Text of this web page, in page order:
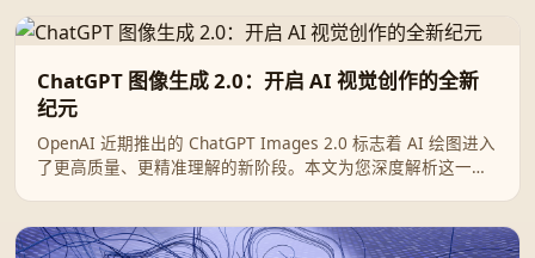
ChatGPT 图像生成 2.0：开启 AI 视觉创作的全新
纪元
OpenAI 近期推出的 ChatGPT Images 2.0 标志着 AI 绘图进入
了更高质量、更精准理解的新阶段。本文为您深度解析这一升